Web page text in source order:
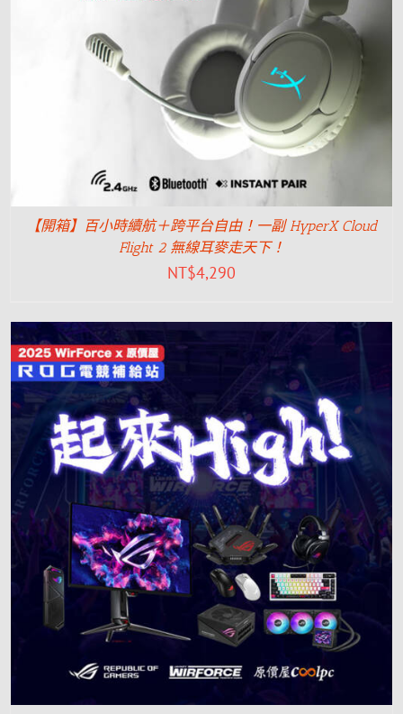
【開箱】百小時續航＋跨平台自由！一副 HyperX Cloud
Flight 2 無線耳麥走天下！
NT$4,290